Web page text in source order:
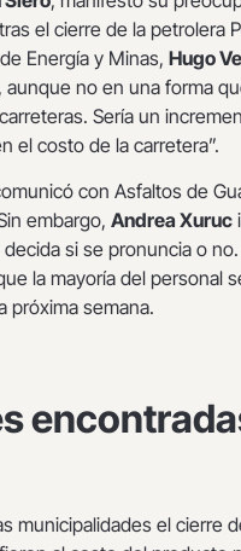
el cierre de la petrolera
Energía y Minas, Hugo
aunque no en una forma
Sería un
el costo de la carretera”.
con Asfaltos de
embargo, Andrea Xuruc
si se pronuncia o no.
la mayoría del personal
próxima semana.
municipalidades el cierre